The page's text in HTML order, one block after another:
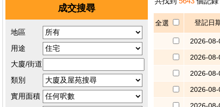
成交搜尋
地區
用途
大廈/街道
類別
實用面積
全選 登記日
2026-08-
2026-08-
2026-08-
2026-08-